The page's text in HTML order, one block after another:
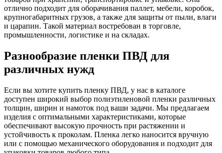
отлично подходит для оборачивания паллет, мебели, коробок,
крупногабаритных грузов, а также для защиты от пыли, влаги
и царапин. Такой материал востребован в торговле,
промышленности, логистике и на складах.
Разнообразие пленки ПВД для
различных нужд
Если вы хотите купить пленку ПВД, у нас в каталоге
доступен широкий выбор полиэтиленовой пленки различных
толщин, ширин и намоток под ваши задачи. Мы предлагаем
изделия с оптимальными характеристиками, которые
обеспечивают высокую прочность при растяжении и
устойчивость к проколам. Пленка легко наносится вручную
или с помощью механического оборудования и подходит для